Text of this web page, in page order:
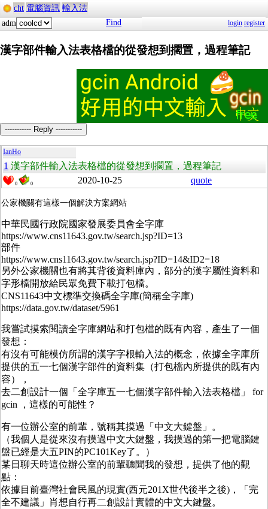
cht 電腦資訊 輸入法
adm
Find login register
漢字部件輸入法表格檔的從發想到擱置，過程筆記
----------- Reply -----------
IanHo
1 漢字部件輸入法表格檔的從發想到擱置，過程筆記
0 0 2020-10-25 quote
公家機關有這樣一個解決方案網站
中華民國行政院國家發展委員會全字庫
https://www.cns11643.gov.tw/search.jsp?ID=13
部件
https://www.cns11643.gov.tw/search.jsp?ID=14&ID2=18
另外公家機關也有將其背後資料庫內，部分的漢字屬性資料和
字形檔開放給民眾免費下載打包檔。
CNS11643中文標準交換碼全字庫(簡稱全字庫)
https://data.gov.tw/dataset/5961
我嘗試摸索閱讀全字庫網站和打包檔的既有內容，產生了一個
發想：
有沒有可能模仿所謂的漢字字根輸入法的概念，依據全字庫所
提供的五一七個漢字部件的資料集（打包檔內所提供的既有內
容），
去二創設計一個「全字庫五一七個漢字部件輸入法表格檔」 for
gcin ，這樣的可能性？
有一位辦公室的前輩，號稱其摸過「中文大鍵盤」。
（我個人是從來沒有摸過中文大鍵盤，我摸過的第一把電腦鍵
盤已經是大五PIN的PC101Key了。）
某日聊天時這位辦公室的前輩聽聞我的發想，提供了他的觀
點：
依據目前臺灣社會民風的現實(西元201X世代後半之後)，「完
全不建議」肖想自行再二創設計實體的中文大鍵盤。